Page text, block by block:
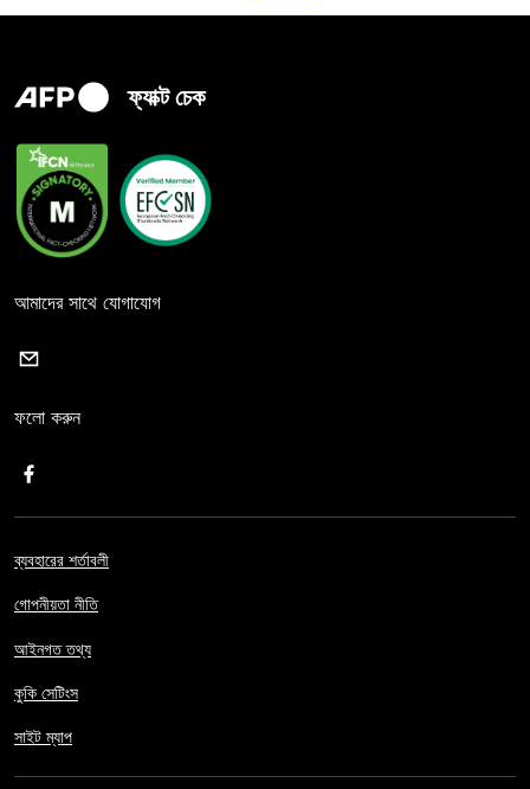
ফ্যাক্ট চেক
আমাদের সাথে যোগাযোগ
ফলো করুন
ব্যবহারের শর্তাবলী
গোপনীয়তা নীতি
আইনগত তথ্য
কুকি সেটিংস
সাইট ম্যাপ